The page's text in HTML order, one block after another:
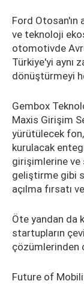
Ford Otosan'ın
ve teknoloji
otomotivde
Türkiye'yi aynı
dönüştürmeyi
Gembox
Maxis Girişim
yürütülecek fon,
kurulacak
girişimlerine ve
geliştirme gibi
açılma fırsatı
Öte yandan da
startupların
çözümlerinden
Future of